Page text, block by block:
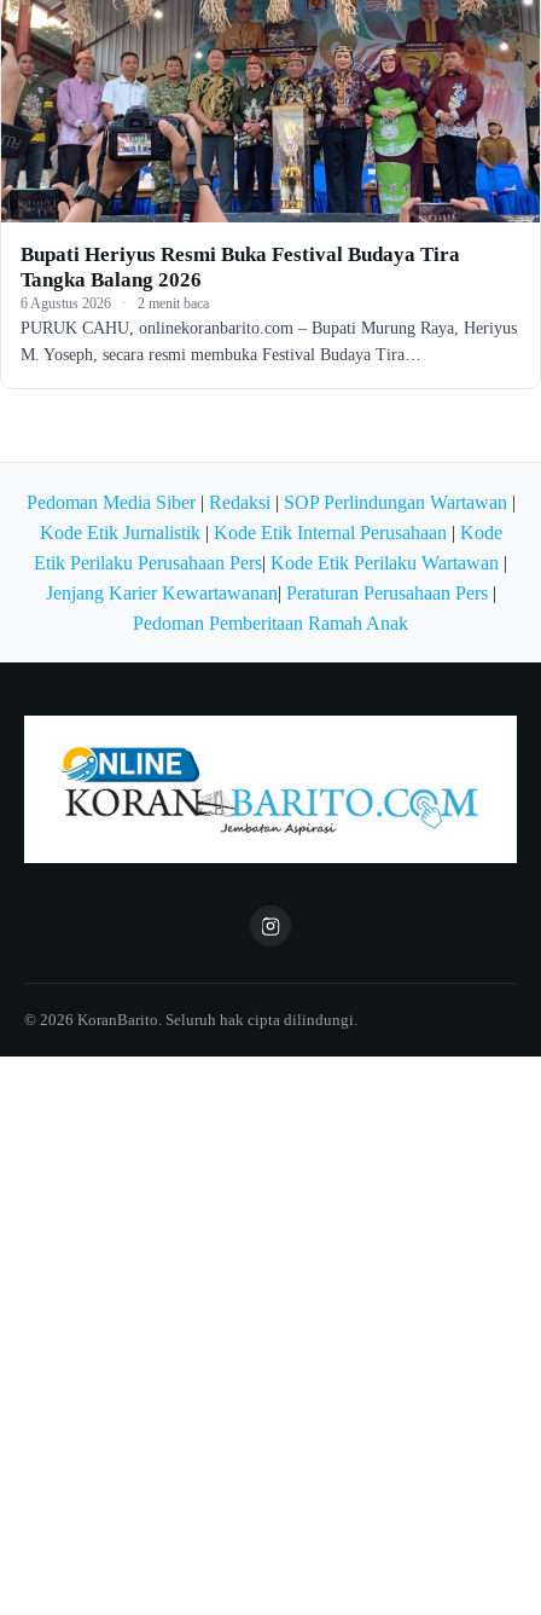
Bupati Heriyus Resmi Buka Festival Budaya Tira
Tangka Balang 2026
6 Agustus 2026 · 2 menit baca
PURUK CAHU, onlinekoranbarito.com – Bupati Murung Raya, Heriyus
M. Yoseph, secara resmi membuka Festival Budaya Tira…
Pedoman Media Siber| Redaksi| SOP Perlindungan Wartawan|
Kode Etik Jurnalistik| Kode Etik Internal Perusahaan| Kode
Etik Perilaku Perusahaan Pers| Kode Etik Perilaku Wartawan |
Jenjang Karier Kewartawanan| Peraturan Perusahaan Pers|
Pedoman Pemberitaan Ramah Anak
© 2026 KoranBarito. Seluruh hak cipta dilindungi.